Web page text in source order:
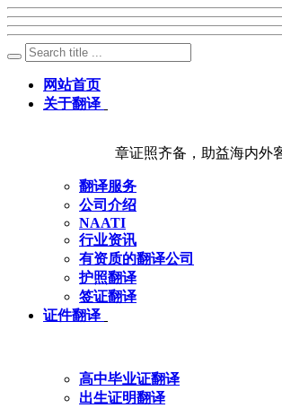
网站首页
关于翻译
章证照齐备，助益海内外
翻译服务
公司介绍
NAATI
行业资讯
有资质的翻译公司
护照翻译
签证翻译
证件翻译
高中毕业证翻译
出生证明翻译